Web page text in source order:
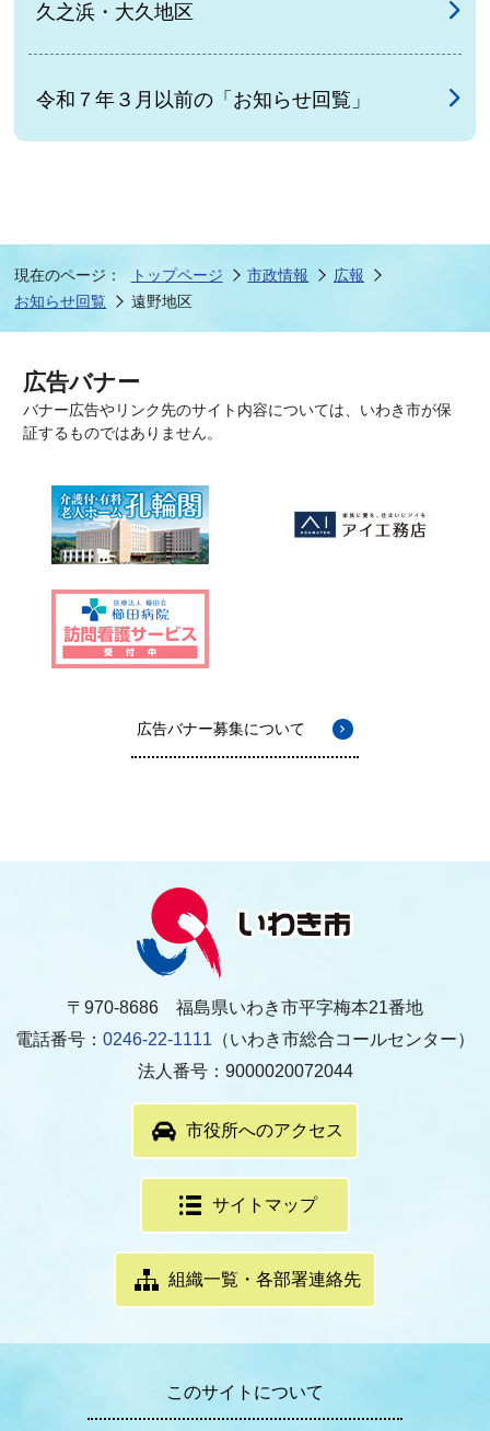
久之浜・大久地区
令和７年３月以前の「お知らせ回覧」
現在のページ： トップページ 市政情報
広報
お知らせ回覧
遠野地区
広告バナー
バナー広告やリンク先のサイト内容については、いわき市が保
証するものではありません。
広告バナー募集について
〒970-8686 福島県いわき市平字梅本21番地
電話番号： 0246-22-1111 （いわき市総合コールセンター）
法人番号：9000020072044
市役所へのアクセス
サイトマップ
組織一覧・各部署連絡先
このサイトについて